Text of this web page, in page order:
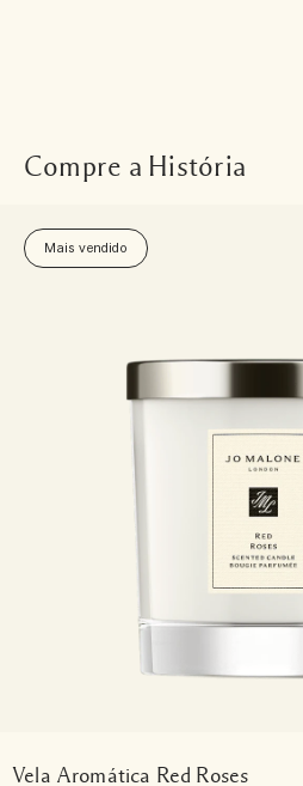
Compre a História
Mais vendido
Vela Aromática Red Roses